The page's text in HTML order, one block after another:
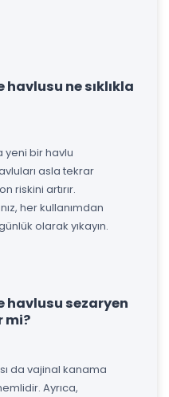
havlusu ne sıklıkla
yeni bir havlu
asla tekrar
riskini artırır.
her kullanımdan
olarak yıkayın.
havlusu sezaryen
mi?
da vajinal kanama
Ayrıca,